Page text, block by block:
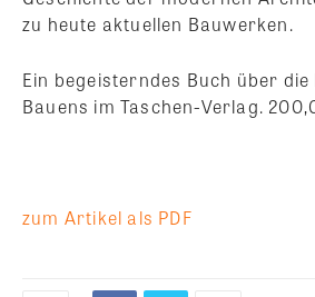
zu heute aktuellen Bauwerken.
Ein begeisterndes Buch über
Bauens im Taschen-Verlag.
zum Artikel als PDF